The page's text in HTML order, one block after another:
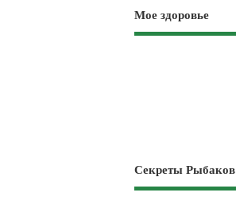
Мое здоровье
Секреты Рыбаков